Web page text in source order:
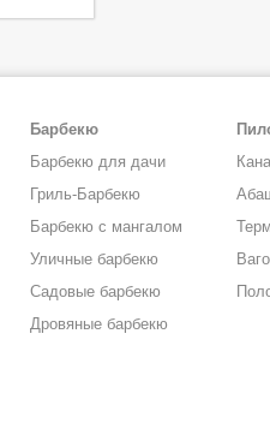
Барбекю
Барбекю для дачи
Гриль-Барбекю
Барбекю с мангалом
Уличные барбекю
Садовые барбекю
Дровяные барбекю